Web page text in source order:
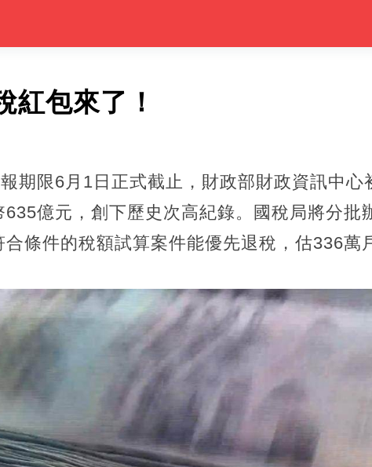
紅包來了！
期限6月1日正式截止，財政部財政資訊中心
億元，創下歷史次高紀錄。國稅局將分批
條件的稅額試算案件能優先退稅，估336萬